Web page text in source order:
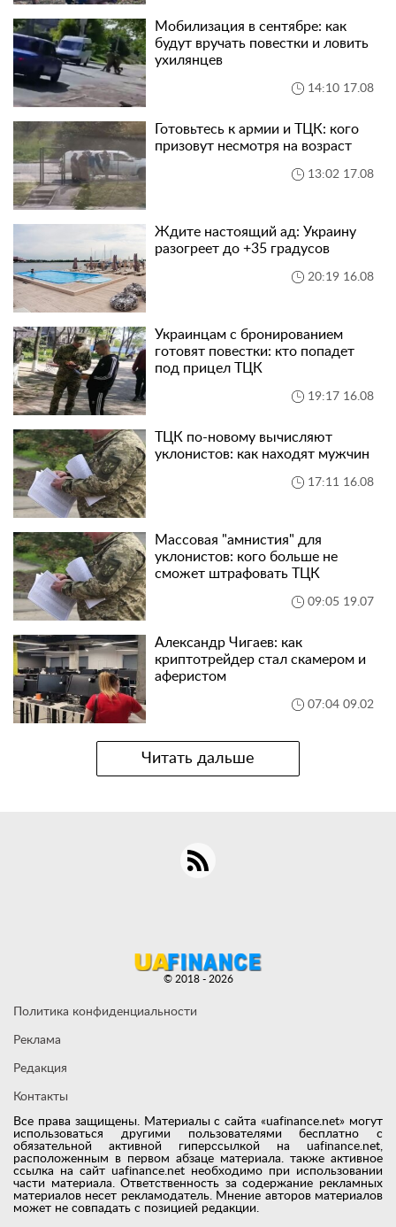
Мобилизация в сентябре: как
будут вручать повестки и ловить
ухилянцев
14:10 17.08
Готовьтесь к армии и ТЦК: кого
призовут несмотря на возраст
13:02 17.08
Ждите настоящий ад: Украину
разогреет до +35 градусов
20:19 16.08
Украинцам с бронированием
готовят повестки: кто попадет
под прицел ТЦК
19:17 16.08
ТЦК по-новому вычисляют
уклонистов: как находят мужчин
17:11 16.08
Массовая "амнистия" для
уклонистов: кого больше не
сможет штрафовать ТЦК
09:05 19.07
Александр Чигаев: как
криптотрейдер стал скамером и
аферистом
07:04 09.02
Читать дальше
Все права защищены. Материалы с сайта «uafinance.net» могут
использоваться другими пользователями бесплатно с
обязательной активной гиперссылкой на uafinance.net,
расположенным в первом абзаце материала. также активное
ссылка на сайт uafinance.net необходимо при использовании
части материала. Ответственность за содержание рекламных
материалов несет рекламодатель. Мнение авторов материалов
может не совпадать с позицией редакции.
Политика конфиденциальности
Реклама
Редакция
Контакты
© 2018 - 2026